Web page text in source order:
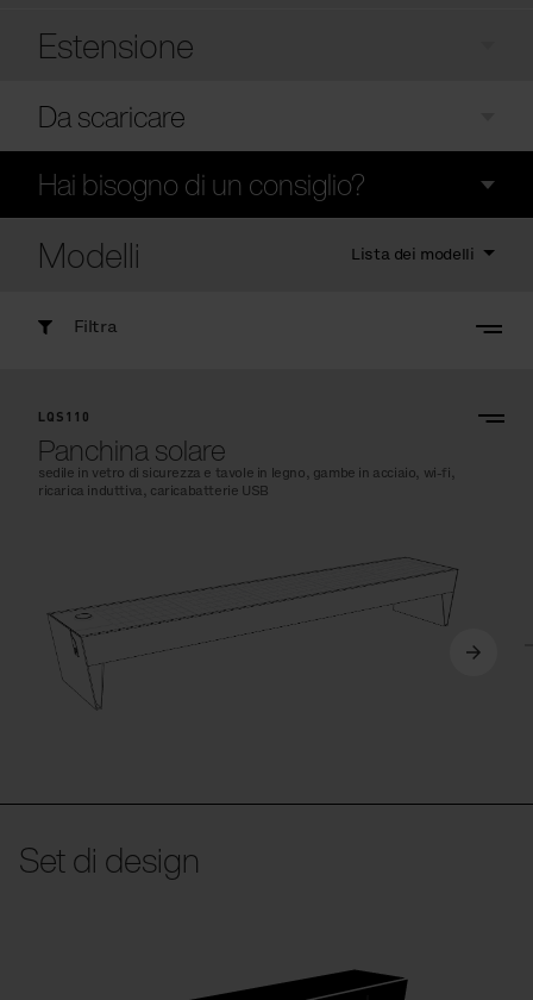
Estensione
Da scaricare
Hai bisogno di un consiglio?
Modelli Lista dei modelli
Filtra
LQS110
Panchina solare
sedile in vetro di sicurezza e tavole in legno, gambe in acciaio, wi-fi,
ricarica induttiva, caricabatterie USB
Set di design